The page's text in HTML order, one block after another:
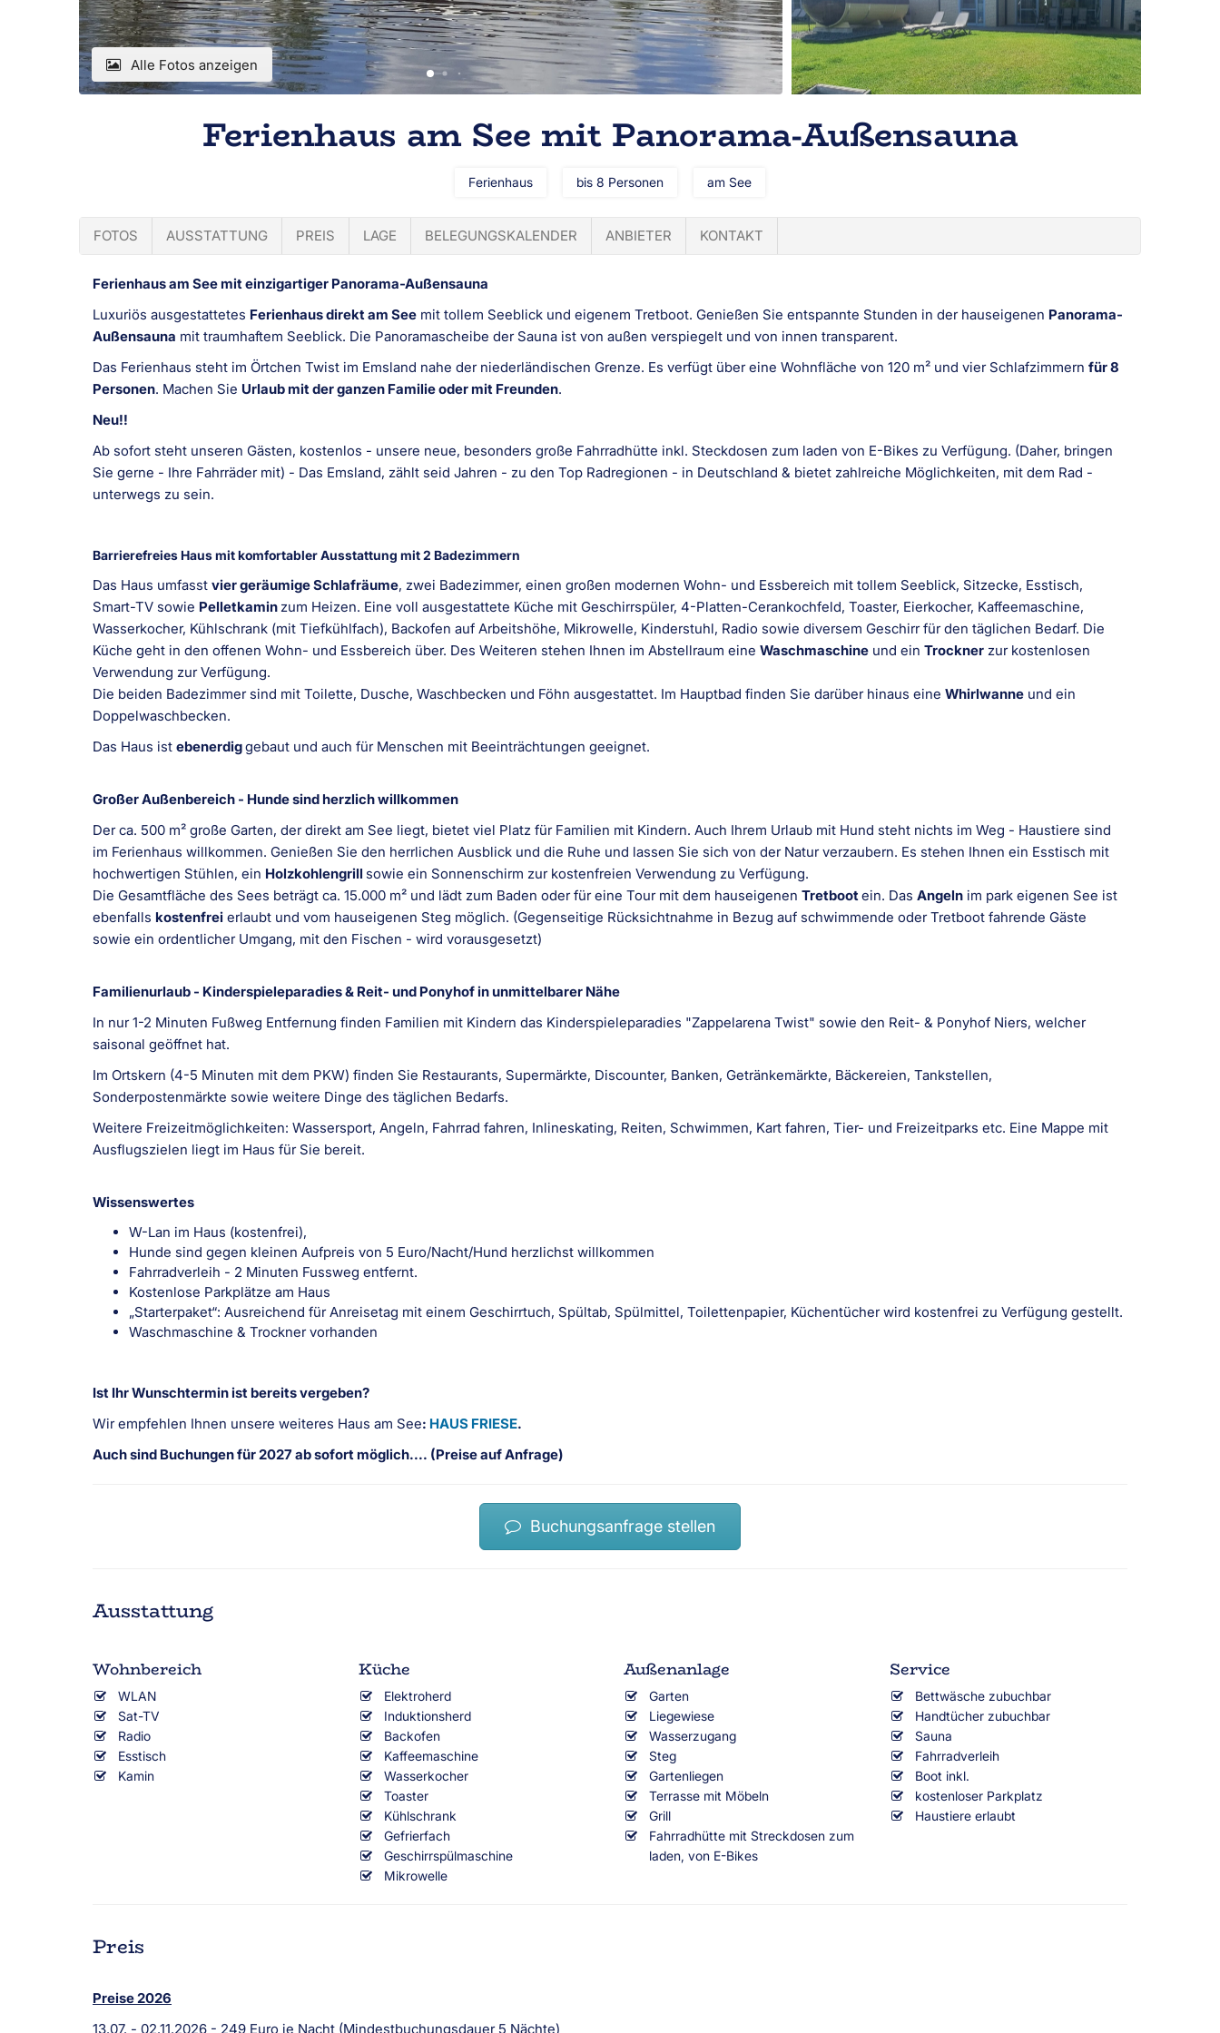
Alle Fotos anzeigen
Ferienhaus am See mit Panorama-Außensauna
Ferienhaus bis 8 Personen am See
FOTOS AUSSTATTUNG PREIS LAGE BELEGUNGSKALENDER ANBIETER KONTAKT
Ferienhaus am See mit einzigartiger Panorama-Außensauna
Luxuriös ausgestattetes Ferienhaus direkt am See mit tollem Seeblick und eigenem Tretboot. Genießen Sie entspannte Stunden in der hauseigenen Panorama-
Außensauna mit traumhaftem Seeblick. Die Panoramascheibe der Sauna ist von außen verspiegelt und von innen transparent.
Das Ferienhaus steht im Örtchen Twist im Emsland nahe der niederländischen Grenze. Es verfügt über eine Wohnfläche von 120 m² und vier Schlafzimmern für 8
Personen. Machen Sie Urlaub mit der ganzen Familie oder mit Freunden.
Neu!!
Ab sofort steht unseren Gästen, kostenlos - unsere neue, besonders große Fahrradhütte inkl. Steckdosen zum laden von E-Bikes zu Verfügung. (Daher, bringen
Sie gerne - Ihre Fahrräder mit) - Das Emsland, zählt seid Jahren - zu den Top Radregionen - in Deutschland & bietet zahlreiche Möglichkeiten, mit dem Rad -
unterwegs zu sein.
Barrierefreies Haus mit komfortabler Ausstattung mit 2 Badezimmern
Das Haus umfasst vier geräumige Schlafräume, zwei Badezimmer, einen großen modernen Wohn- und Essbereich mit tollem Seeblick, Sitzecke, Esstisch,
Smart-TV sowie Pelletkaminzum Heizen. Eine voll ausgestattete Küche mit Geschirrspüler, 4-Platten-Cerankochfeld, Toaster, Eierkocher, Kaffeemaschine,
Wasserkocher, Kühlschrank (mit Tiefkühlfach), Backofen auf Arbeitshöhe, Mikrowelle, Kinderstuhl, Radio sowie diversem Geschirr für den täglichen Bedarf. Die
Küche geht in den offenen Wohn- und Essbereich über. Des Weiteren stehen Ihnen im Abstellraum eine Waschmaschine und ein Trockner zur kostenlosen
Verwendung zur Verfügung.
Die beiden Badezimmer sind mit Toilette, Dusche, Waschbecken und Föhn ausgestattet. Im Hauptbad finden Sie darüber hinaus eine Whirlwanne und ein
Doppelwaschbecken.
Das Haus ist ebenerdiggebaut und auch für Menschen mit Beeinträchtungen geeignet.
Großer Außenbereich - Hunde sind herzlich willkommen
Der ca. 500 m² große Garten, der direkt am See liegt, bietet viel Platz für Familien mit Kindern. Auch Ihrem Urlaub mit Hund steht nichts im Weg - Haustiere sind
im Ferienhaus willkommen. Genießen Sie den herrlichen Ausblick und die Ruhe und lassen Sie sich von der Natur verzaubern. Es stehen Ihnen ein Esstisch mit
hochwertigen Stühlen, ein Holzkohlengrill sowie ein Sonnenschirm zur kostenfreien Verwendung zu Verfügung.
Die Gesamtfläche des Sees beträgt ca. 15.000 m² und lädt zum Baden oder für eine Tour mit dem hauseigenen Tretbootein. Das Angeln im park eigenen See ist
ebenfalls kostenfrei erlaubt und vom hauseigenen Steg möglich. (Gegenseitige Rücksichtnahme in Bezug auf schwimmende oder Tretboot fahrende Gäste
sowie ein ordentlicher Umgang, mit den Fischen - wird vorausgesetzt)
Familienurlaub - Kinderspieleparadies & Reit- und Ponyhof in unmittelbarer Nähe
In nur 1-2 Minuten Fußweg Entfernung finden Familien mit Kindern das Kinderspieleparadies "Zappelarena Twist" sowie den Reit- & Ponyhof Niers, welcher
saisonal geöffnet hat.
Im Ortskern (4-5 Minuten mit dem PKW) finden Sie Restaurants, Supermärkte, Discounter, Banken, Getränkemärkte, Bäckereien, Tankstellen,
Sonderpostenmärkte sowie weitere Dinge des täglichen Bedarfs.
Weitere Freizeitmöglichkeiten: Wassersport, Angeln, Fahrrad fahren, Inlineskating, Reiten, Schwimmen, Kart fahren, Tier- und Freizeitparks etc. Eine Mappe mit
Ausflugszielen liegt im Haus für Sie bereit.
Wissenswertes
W-Lan im Haus (kostenfrei),
Hunde sind gegen kleinen Aufpreis von 5 Euro/Nacht/Hund herzlichst willkommen
Fahrradverleih - 2 Minuten Fussweg entfernt.
Kostenlose Parkplätze am Haus
„Starterpaket“: Ausreichend für Anreisetag mit einem Geschirrtuch, Spültab, Spülmittel, Toilettenpapier, Küchentücher wird kostenfrei zu Verfügung gestellt.
Waschmaschine & Trockner vorhanden
Ist Ihr Wunschtermin ist bereits vergeben?
Wir empfehlen Ihnen unsere weiteres Haus am See: HAUS FRIESE.
Auch sind Buchungen für 2027 ab sofort möglich.... (Preise auf Anfrage)
Buchungsanfrage stellen
Ausstattung
Wohnbereich
WLAN
Sat-TV
Radio
Esstisch
Kamin
Küche
Elektroherd
Induktionsherd
Backofen
Kaffeemaschine
Wasserkocher
Toaster
Kühlschrank
Gefrierfach
Geschirrspülmaschine
Mikrowelle
Außenanlage
Garten
Liegewiese
Wasserzugang
Steg
Gartenliegen
Terrasse mit Möbeln
Grill
Fahrradhütte mit Streckdosen zum
laden, von E-Bikes
Service
Bettwäsche zubuchbar
Handtücher zubuchbar
Sauna
Fahrradverleih
Boot inkl.
kostenloser Parkplatz
Haustiere erlaubt
Preis
Preise 2026
13.07. - 02.11.2026 - 249 Euro je Nacht (Mindestbuchungsdauer 5 Nächte)